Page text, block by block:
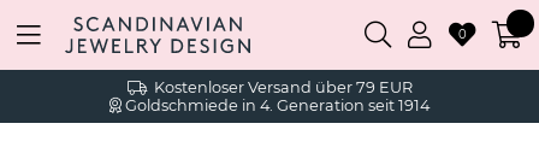
Kostenloser Versand über 79 EUR
Goldschmiede in 4. Generation seit 1914
0